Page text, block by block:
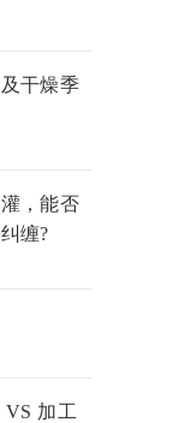
干燥季
，能否
缠?
加工